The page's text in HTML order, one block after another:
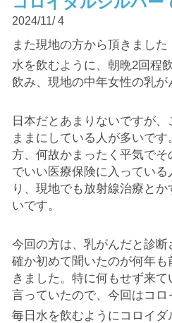
2024/11/ 4
また現地の方から頂きました
水を飲むように、朝晩2回程
飲み、現地の中年女性の乳
日本だとあまりないですが
ままにしている人が多いで
方、何故かまったく平気で
でいい医療保険に入ってい
り、現地でも放射線治療と
いです。
今回の方は、乳がんだと診
確か初めて聞いたのが何年
きました。特に何もせず来
言っていたので、今回はコ
毎日水を飲むようにコロイ
るか